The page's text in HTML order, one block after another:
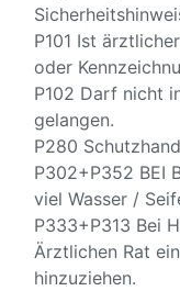
P101 Ist
oder
P102 Darf nicht
gelangen.
P280
P302+P352 BEI
viel Wasser /
P333+P313 Bei
Ärztlichen Rat
hinzuziehen.